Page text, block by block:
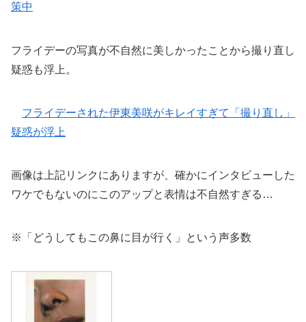
策中
フライデーの写真が不自然に美しかったことから撮り直し
疑惑も浮上。
フライデーされた伊東美咲がキレイすぎて「撮り直し」
疑惑が浮上
画像は上記リンクにありますが、確かにインタビューした
ワケでもないのにこのアップと表情は不自然すぎる…
※「どうしてもこの鼻に目が行く」という声多数